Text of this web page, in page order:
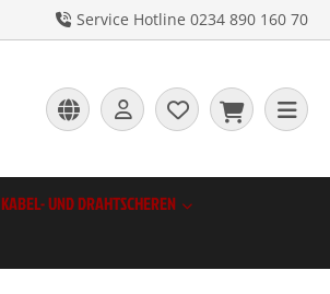
Service Hotline 0234 890 160 70
KABEL- UND DRAHTSCHEREN